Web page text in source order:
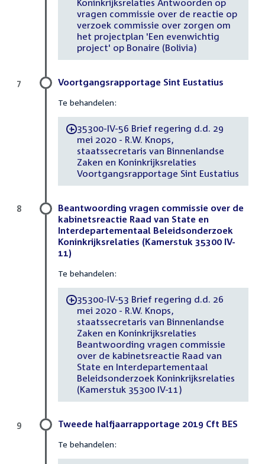
Koninkrijksrelaties Antwoorden op
vragen commissie over de reactie op
verzoek commissie over zorgen om
het projectplan 'Een evenwichtig
project' op Bonaire (Bolivia)
Voortgangsrapportage Sint Eustatius
Te behandelen:
-35300-IV-56 Brief regering d.d. 29
mei 2020 - R.W. Knops,
staatssecretaris van Binnenlandse
Zaken en Koninkrijksrelaties
Voortgangsrapportage Sint Eustatius
7
Beantwoording vragen commissie over de
kabinetsreactie Raad van State en
Interdepartementaal Beleidsonderzoek
Koninkrijksrelaties (Kamerstuk 35300 IV-
11)
Te behandelen:
-35300-IV-53 Brief regering d.d. 26
mei 2020 - R.W. Knops,
staatssecretaris van Binnenlandse
Zaken en Koninkrijksrelaties
Beantwoording vragen commissie
over de kabinetsreactie Raad van
State en Interdepartementaal
Beleidsonderzoek Koninkrijksrelaties
(Kamerstuk 35300 IV-11)
8
Tweede halfjaarrapportage 2019 Cft BES
Te behandelen:
9